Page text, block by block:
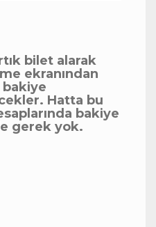
bilet alarak
ekranından
Hatta bu
bakiye
gerek yok.